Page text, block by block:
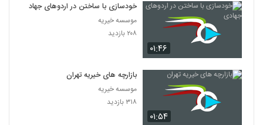
۰۱:۴۶
خودسازی با ساختن در اردوهای جهادی
موسسه خیریه
۲۰۸ بازدید
۰۱:۵۴
بازارچه های خیریه تهران
موسسه خیریه
۳۱۸ بازدید